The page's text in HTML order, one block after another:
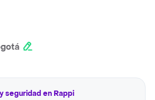
seguridad en Rappi